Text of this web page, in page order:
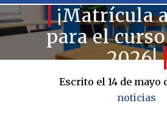
¡Matrícula
para el
2026!
Escrito el 14 de mayo
noticias